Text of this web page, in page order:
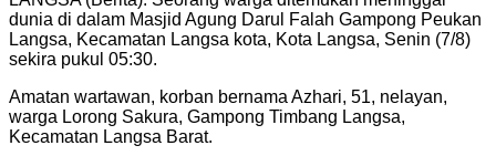
dunia di dalam Masjid Agung Darul Falah Gampong Peukan
Langsa, Kecamatan Langsa kota, Kota Langsa, Senin (7/8)
sekira pukul 05:30.
Amatan wartawan, korban bernama Azhari, 51, nelayan,
warga Lorong Sakura, Gampong Timbang Langsa,
Kecamatan Langsa Barat.